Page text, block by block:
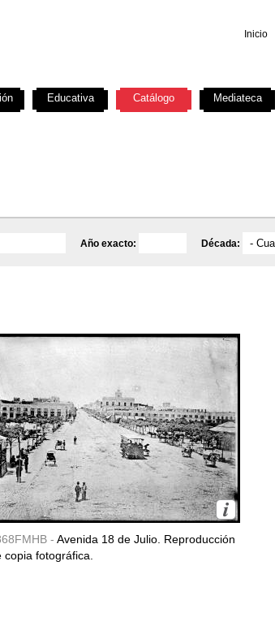
Inicio
Año exacto: Década:
- Avenida 18 de Julio. Reproducción
copia fotográfica.
Educativa Catálogo Mediateca